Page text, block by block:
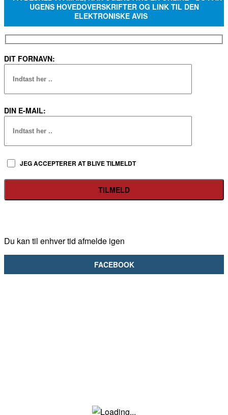
UGENS HOVEDOVERSKRIFTER OG LINK TIL DEN
ELEKTRONISKE AVIS
DIT FORNAVN:
DIN E-MAIL:
JEG ACCEPTERER AT BLIVE TILMELDT
Du kan til enhver tid afmelde igen
FACEBOOK